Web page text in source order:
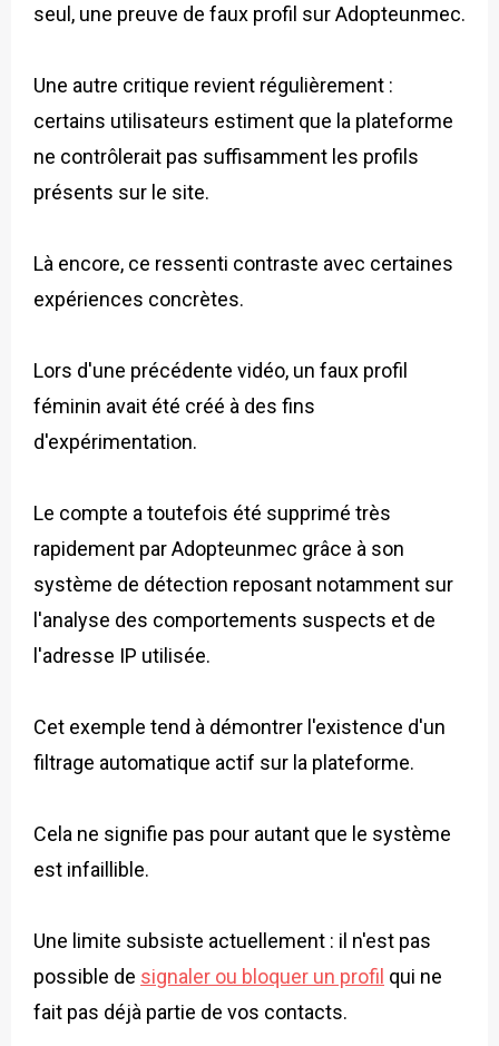
seul, une preuve de faux profil sur Adopteunmec.
Une autre critique revient régulièrement :
certains utilisateurs estiment que la plateforme
ne contrôlerait pas suffisamment les profils
présents sur le site.
Là encore, ce ressenti contraste avec certaines
expériences concrètes.
Lors d'une précédente vidéo, un faux profil
féminin avait été créé à des fins
d'expérimentation.
Le compte a toutefois été supprimé très
rapidement par Adopteunmec grâce à son
système de détection reposant notamment sur
l'analyse des comportements suspects et de
l'adresse IP utilisée.
Cet exemple tend à démontrer l'existence d'un
filtrage automatique actif sur la plateforme.
Cela ne signifie pas pour autant que le système
est infaillible.
Une limite subsiste actuellement : il n'est pas
possible de signaler ou bloquer un profil qui ne
fait pas déjà partie de vos contacts.